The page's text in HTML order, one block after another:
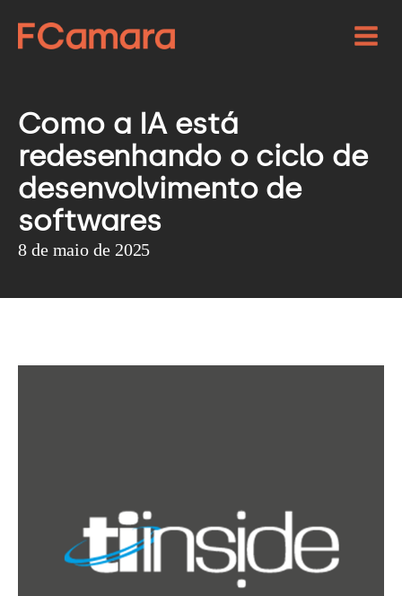
Como a IA está
redesenhando o ciclo de
desenvolvimento de
softwares
8 de maio de 2025